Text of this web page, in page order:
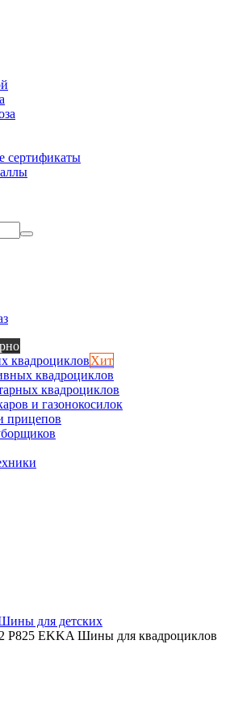
сертификаты
квадроцикловХит
квадроциклов
квадроциклов
и газонокосилок
прицепов
для детских
P825 EKKA Шины для квадроциклов